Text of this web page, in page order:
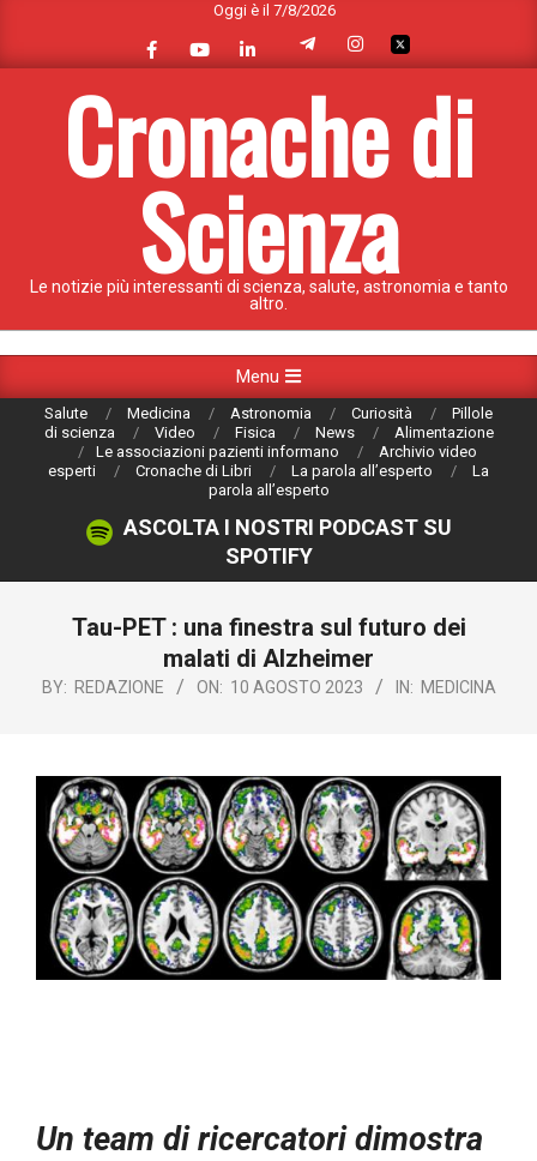
content
Oggi è il 7/8/2026
Cronache di
Scienza
Le notizie più interessanti di scienza, salute, astronomia e tanto
altro.
Navigation
Menu
Salute Medicina Astronomia Curiosità
Pillole
di scienza
Video Fisica News
Alimentazione
Le associazioni pazienti informano
Archivio video
esperti
Cronache di Libri La parola all’esperto
La
parola all’esperto
ASCOLTA I NOSTRI PODCAST SU
SPOTIFY
Tau-PET : una finestra sul futuro dei
malati di Alzheimer
BY: REDAZIONE ON: 10 AGOSTO 2023 IN: MEDICINA
Un team di ricercatori dimostra